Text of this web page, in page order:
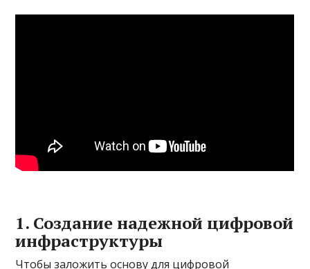
1. Создание надежной цифровой
инфраструктуры
Чтобы заложить основу для цифровой